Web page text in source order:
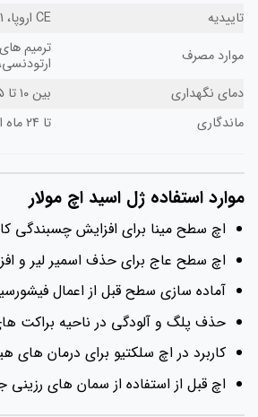
تاییدیه
CE اروپا، ISO 9001
موارد مصرف
ترمیم
دمای نگهداری
بین ۱۰ تا ۲۵ درجه سانتیگراد
ماندگاری
تا ۲۴ ماه از تاریخ تولید
موارد استفاده ژل اسید اچ مولار
اچ سطح مینا برای افزایش چسبندگی
اچ سطح عاج برای حذف اسمیر لیر و
آماده سازی سطح قبل از اعمال
حذف پلگ و آلودگی در ناحیه براکت
کاربرد در اچ سلکتیو برای درمان های
اچ قبل از استفاده از سمان های